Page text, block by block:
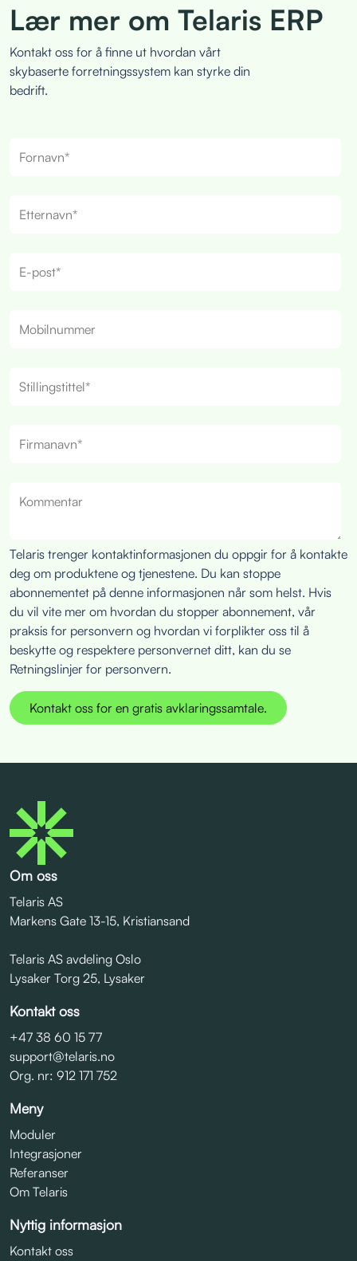
Lær mer om Telaris ERP
Kontakt oss for å finne ut hvordan vårt
skybaserte forretningssystem kan styrke din
bedrift.
Telaris trenger kontaktinformasjonen du oppgir for å kontakte
deg om produktene og tjenestene. Du kan stoppe
abonnementet på denne informasjonen når som helst. Hvis
du vil vite mer om hvordan du stopper abonnement, vår
praksis for personvern og hvordan vi forplikter oss til å
beskytte og respektere personvernet ditt, kan du se
Retningslinjer for personvern.
Om oss
Telaris AS
Markens Gate 13-15, Kristiansand
Telaris AS avdeling Oslo
Lysaker Torg 25, Lysaker
Kontakt oss
+47 38 60 15 77
support@telaris.no
Org. nr: 912 171 752
Meny
Moduler
Integrasjoner
Referanser
Om Telaris
Nyttig informasjon
Kontakt oss